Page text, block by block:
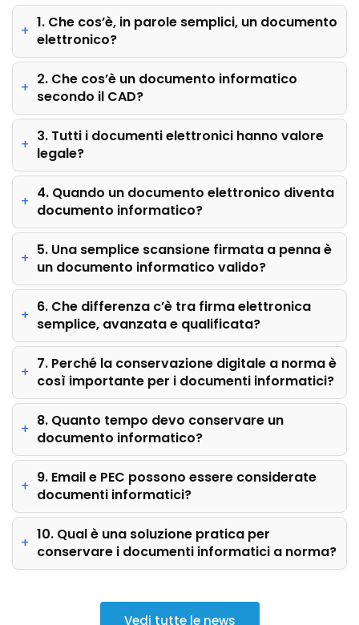
1. Che cos’è, in parole semplici, un documento
elettronico?
2. Che cos’è un documento informatico
secondo il CAD?
3. Tutti i documenti elettronici hanno valore
legale?
4. Quando un documento elettronico diventa
documento informatico?
5. Una semplice scansione firmata a penna è
un documento informatico valido?
6. Che differenza c’è tra firma elettronica
semplice, avanzata e qualificata?
7. Perché la conservazione digitale a norma è
così importante per i documenti informatici?
8. Quanto tempo devo conservare un
documento informatico?
9. Email e PEC possono essere considerate
documenti informatici?
10. Qual è una soluzione pratica per
conservare i documenti informatici a norma?
Vedi tutte le news